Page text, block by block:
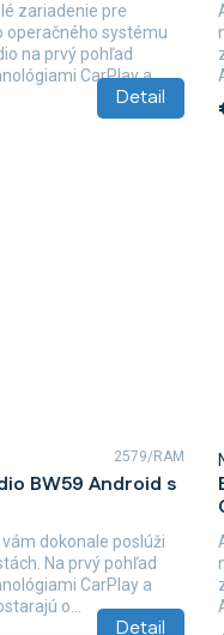
Detail
zariadenie pre
operačného systému
na prvý pohľad
CarPlay a...
BW59 Android s
Detail
dokonale poslúži
Na prvý pohľad
CarPlay a
o...
2579/RAM